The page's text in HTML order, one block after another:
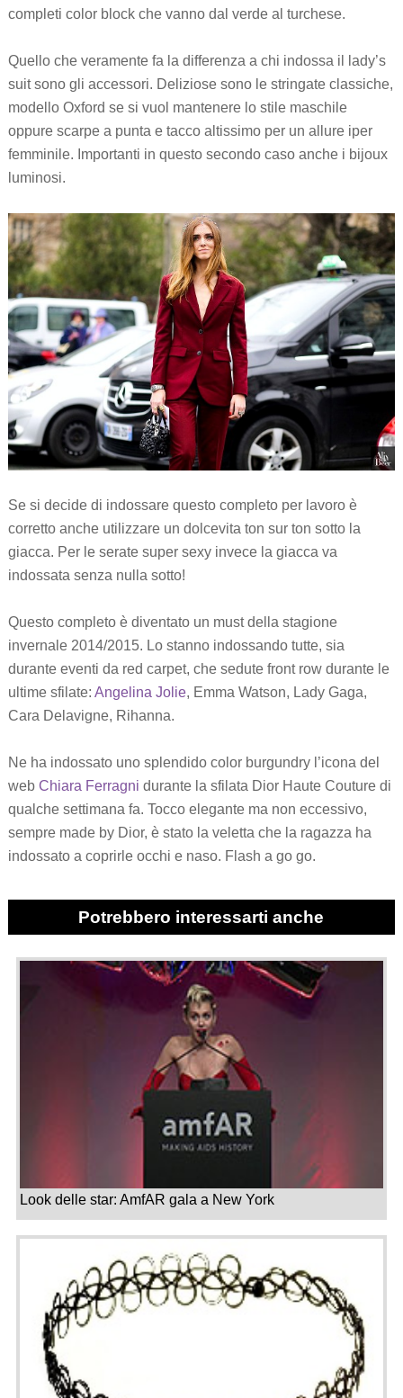
completi color block che vanno dal verde al turchese.
Quello che veramente fa la differenza a chi indossa il lady’s
suit sono gli accessori. Deliziose sono le stringate classiche,
modello Oxford se si vuol mantenere lo stile maschile
oppure scarpe a punta e tacco altissimo per un allure iper
femminile. Importanti in questo secondo caso anche i bijoux
luminosi.
Se si decide di indossare questo completo per lavoro è
corretto anche utilizzare un dolcevita ton sur ton sotto la
giacca. Per le serate super sexy invece la giacca va
indossata senza nulla sotto!
Questo completo è diventato un must della stagione
invernale 2014/2015. Lo stanno indossando tutte, sia
durante eventi da red carpet, che sedute front row durante le
ultime sfilate: Angelina Jolie, Emma Watson, Lady Gaga,
Cara Delavigne, Rihanna.
Ne ha indossato uno splendido color burgundry l’icona del
web Chiara Ferragni durante la sfilata Dior Haute Couture di
qualche settimana fa. Tocco elegante ma non eccessivo,
sempre made by Dior, è stato la veletta che la ragazza ha
indossato a coprirle occhi e naso. Flash a go go.
Potrebbero interessarti anche
Look delle star: AmfAR gala a New York